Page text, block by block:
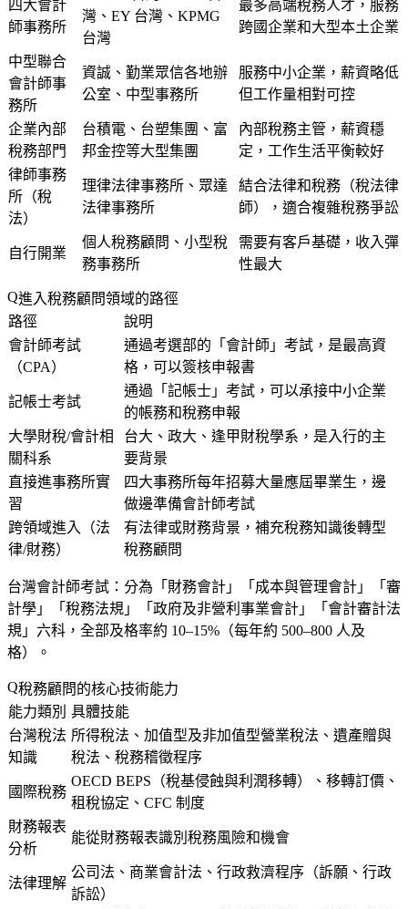
四大會計
師事務所
灣、EY 台灣、KPMG
台灣
最多高端稅務人才，服務
跨國企業和大型本土企業
中型聯合
會計師事
務所
資誠、勤業眾信各地辦
公室、中型事務所
服務中小企業，薪資略低
但工作量相對可控
企業內部
稅務部門
台積電、台塑集團、富
邦金控等大型集團
內部稅務主管，薪資穩
定，工作生活平衡較好
律師事務
所（稅
法）
理律法律事務所、眾達
法律事務所
結合法律和稅務（稅法律
師），適合複雜稅務爭訟
自行開業
個人稅務顧問、小型稅
務事務所
需要有客戶基礎，收入彈
性最大
進入稅務顧問領域的路徑
路徑
說明
會計師考試
（CPA）
通過考選部的「會計師」考試，是最高資
格，可以簽核申報書
記帳士考試
通過「記帳士」考試，可以承接中小企業
的帳務和稅務申報
大學財稅/會計相
關科系
台大、政大、逢甲財稅學系，是入行的主
要背景
直接進事務所實
習
四大事務所每年招募大量應屆畢業生，邊
做邊準備會計師考試
跨領域進入（法
律/財務）
有法律或財務背景，補充稅務知識後轉型
稅務顧問
台灣會計師考試 ：分為「財務會計」「成本與管理會計」「審
計學」「稅務法規」「政府及非營利事業會計」「會計審計法
規」六科，全部及格率約 10–15%（每年約 500–800 人及
格）。
稅務顧問的核心技術能力
能力類別 具體技能
台灣稅法
知識
所得稅法、加值型及非加值型營業稅法、遺產贈與
稅法、稅務稽徵程序
國際稅務
OECD BEPS（稅基侵蝕與利潤移轉）、移轉訂價、
租稅協定、CFC 制度
財務報表
分析
能從財務報表識別稅務風險和機會
法律理解
公司法、商業會計法、行政救濟程序（訴願、行政
訴訟）